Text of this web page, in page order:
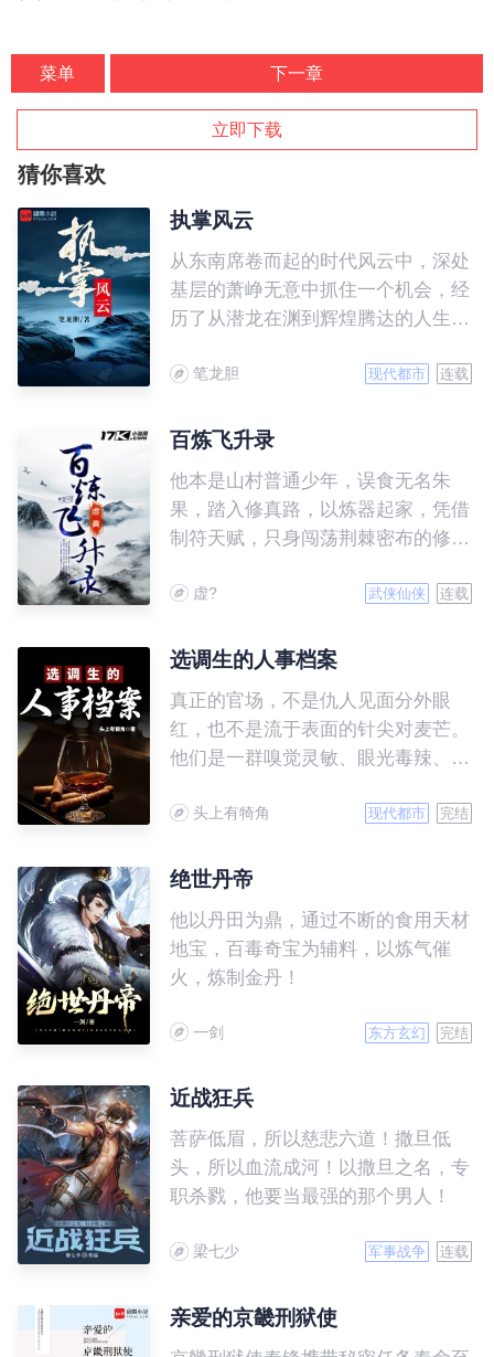
菜单 下一章
立即下载
猜你喜欢
执掌风云
从东南席卷而起的时代风云中，深处
基层的萧峥无意中抓住一个机会，经
历了从潜龙在渊到辉煌腾达的人生历
笔龙胆 现代都市 连载
百炼飞升录
他本是山村普通少年，误食无名朱
果，踏入修真路，以炼器起家，凭借
制符天赋，只身闯荡荆棘密布的修仙
有了难以预料的变化，是福还是祸？
虚? 武侠仙侠 连载
选调生的人事档案
真正的官场，不是仇人见面分外眼
红，也不是流于表面的针尖对麦芒。
他们是一群嗅觉灵敏、眼光毒辣、聪
们是一群只要出手，就绝不会让你翻
人。 他们是一个特殊的群体，
没了的摄像机。一团和气下面，藏着
多少永不见天日的秘密。行政夹克里
面，又包裹着多少颗激流暗涌的心。
揭开他们神秘的面纱。
头上有犄角 现代都市 完结
绝世丹帝
他以丹田为鼎，通过不断的食用天材
地宝，百毒奇宝为辅料，以炼气催
火，炼制金丹！
一剑 东方玄幻 完结
近战狂兵
菩萨低眉，所以慈悲六道！撒旦低
头，所以血流成河！以撒旦之名，专
职杀戮，他要当最强的那个男人！
梁七少 军事战争 连载
亲爱的京畿刑狱使